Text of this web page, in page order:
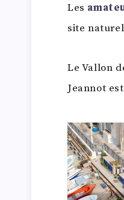
Les
site
Le Vallon
Jeannot